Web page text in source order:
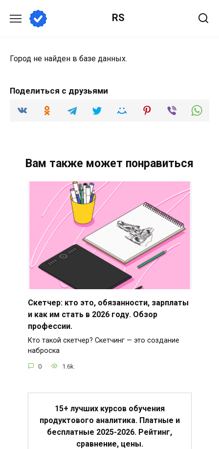
содержанию
RS
Город не найден в базе данных.
Поделиться с друзьями
Вам также может понравиться
Скетчер: кто это, обязанности, зарплаты
и как им стать в 2026 году. Обзор
профессии.
Кто такой скетчер? Скетчинг — это создание
наброска
0 1.6k.
15+ лучших курсов обучения
продуктового аналитика. Платные и
бесплатные 2025-2026. Рейтинг,
сравнение, цены.